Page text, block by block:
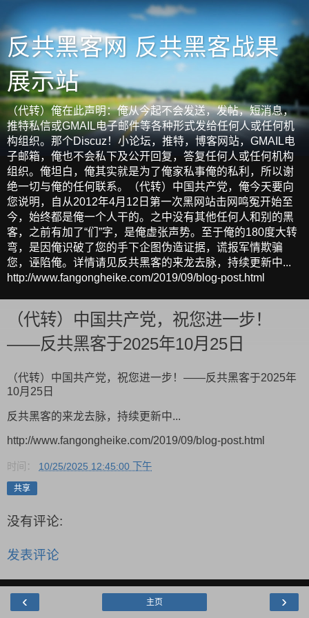
反共黑客网 反共黑客战果
展示站
（代转）俺在此声明：俺从今起不会发送，发帖，短消息，
推特私信或GMAIL电子邮件等各种形式发给任何人或任何机
构组织。那个Discuz！小论坛，推特，博客网站，GMAIL电
子邮箱，俺也不会私下及公开回复，答复任何人或任何机构
组织。俺坦白，俺其实就是为了俺家私事俺的私利，所以谢
绝一切与俺的任何联系。（代转）中国共产党，俺今天要向
您说明，自从2012年4月12日第一次黑网站击网鸣冤开始至
今，始终都是俺一个人干的。之中没有其他任何人和别的黑
客，之前有加了“们”字，是俺虚张声势。至于俺的180度大转
弯，是因俺识破了您的手下企图伪造证据，谎报军情欺骗
您，诬陷俺。详情请见反共黑客的来龙去脉，持续更新中...
http://www.fangongheike.com/2019/09/blog-post.html
（代转）中国共产党，祝您进一步！
——反共黑客于2025年10月25日
（代转）中国共产党，祝您进一步！——反共黑客于2025年
10月25日
反共黑客的来龙去脉，持续更新中...
http://www.fangongheike.com/2019/09/blog-post.html
时间： 10/25/2025 12:45:00 下午
共享
没有评论:
发表评论
‹ ›
主页